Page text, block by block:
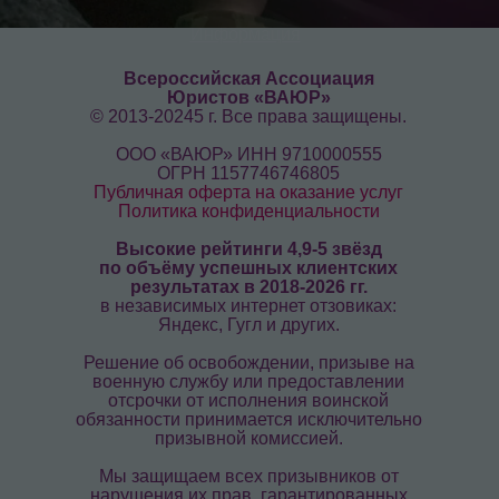
Всероссийская Ассоциация
Юристов «ВАЮР»
© 2013-20245 г. Все права защищены.
ООО «ВАЮР» ИНН 9710000555
ОГРН 1157746746805
Публичная оферта на оказание услуг
Политика конфиденциальности
Высокие рейтинги 4,9-5 звёзд
по объёму успешных клиентских
результатах в 2018-2026 гг.
в независимых интернет отзовиках:
Яндекс, Гугл и других.
Решение об освобождении, призыве на
военную службу или предоставлении
отсрочки от исполнения воинской
обязанности принимается исключительно
призывной комиссией.
Мы защищаем всех призывников от
нарушения их прав, гарантированных
Информация